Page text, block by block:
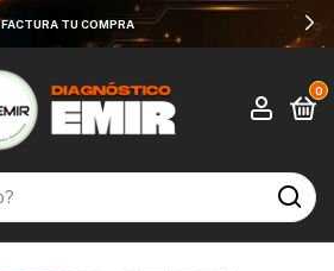
FACTURA TU COMPRA
0